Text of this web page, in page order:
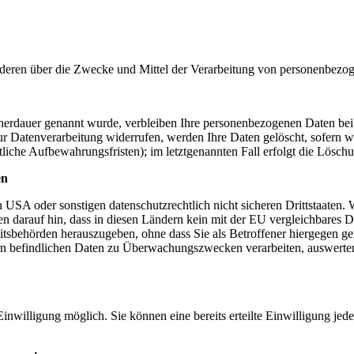
über die Zwecke und Mittel der Verarbeitung von
genannt wurde, verbleiben Ihre personenbezogenen Daten
Datenverarbeitung widerrufen, werden Ihre Daten gelöscht, sofern
Aufbewahrungsfristen); im letztgenannten Fall erfolgt die
oder sonstigen datenschutzrechtlich nicht sicheren Drittstaaten.
darauf hin, dass in diesen Ländern kein mit der EU vergleichbares
herauszugeben, ohne dass Sie als Betroffener hiergegen
Daten zu Überwachungszwecken verarbeiten,
möglich. Sie können eine bereits erteilte Einwilligung